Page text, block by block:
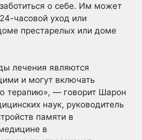
о себе. Им может
часовой уход или
престарелых или доме
лечения являются
и могут включать
терапию», — говорит Шарон
наук, руководитель
памяти в
в